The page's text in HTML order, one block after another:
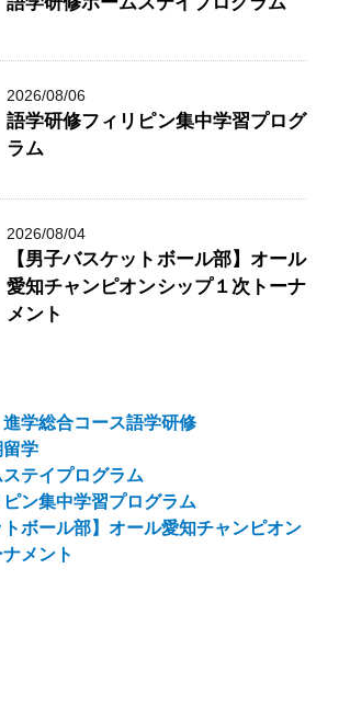
2026/08/06
語学研修フィリピン集中学習プログ
ラム
2026/08/04
【男子バスケットボール部】オール
愛知チャンピオンシップ１次トーナ
メント
学総合コース語学研修
学
テイプログラム
ン集中学習プログラム
トボール部】オール愛知チャンピオン
メント